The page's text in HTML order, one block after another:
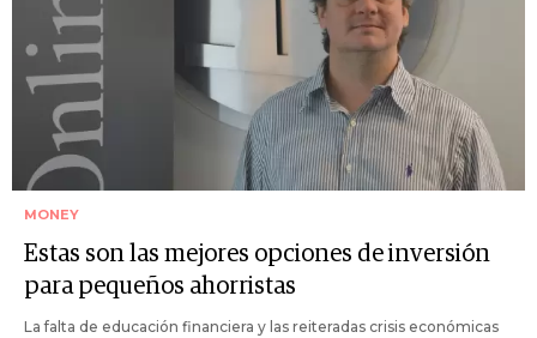
MONEY
Estas son las mejores opciones de inversión
para pequeños ahorristas
La falta de educación financiera y las reiteradas crisis económicas